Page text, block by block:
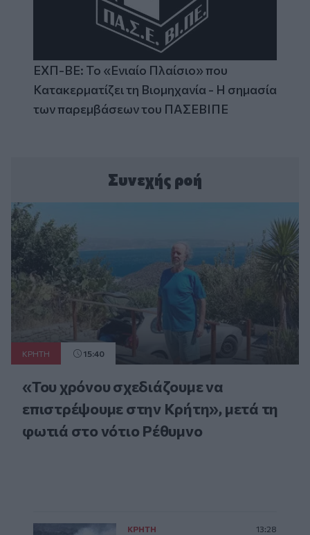
ΕΧΠ-ΒΕ: Το «Ενιαίο Πλαίσιο» που
Κατακερματίζει τη Βιομηχανία - Η σημασία
των παρεμβάσεων του ΠΑΣΕΒΙΠΕ
Συνεχής ροή
ΚΡΗΤΗ 15:40
«Του χρόνου σχεδιάζουμε να
επιστρέψουμε στην Κρήτη», μετά τη
φωτιά στο νότιο Ρέθυμνο
ΚΡΗΤΗ 13:28